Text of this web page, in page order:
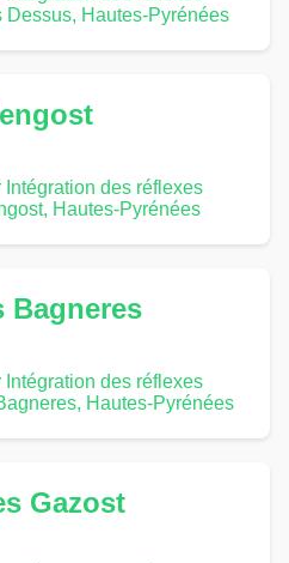
Hautes-Pyrénées
des réflexes
Hautes-Pyrénées
Bagneres
des réflexes
Hautes-Pyrénées
Gazost